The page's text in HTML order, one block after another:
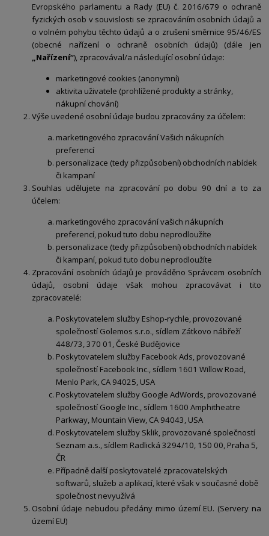
Evropského parlamentu a Rady (EU) č. 2016/679 o ochraně
fyzických osob v souvislosti se zpracováním osobních údajů a
o volném pohybu těchto údajů a o zrušení směrnice 95/46/ES
(obecné nařízení o ochraně osobních údajů) (dále jen
„Nařízení“), zpracovával/a následující osobní údaje:
marketingové cookies (anonymní)
aktivita uživatele (prohlížené produkty a stránky,
nákupní chování)
Výše uvedené osobní údaje budou zpracovány za účelem:
marketingového zpracování Vašich nákupních
preferencí
personalizace (tedy přizpůsobení) obchodních nabídek
či kampaní
Souhlas udělujete na zpracování po dobu 90 dní a to za
účelem:
marketingového zpracování vašich nákupních
preferencí, pokud tuto dobu neprodloužíte
personalizace (tedy přizpůsobení) obchodních nabídek
či kampaní, pokud tuto dobu neprodloužíte
Zpracování osobních údajů je prováděno Správcem osobních
údajů, osobní údaje však mohou zpracovávat i tito
zpracovatelé:
Poskytovatelem služby Eshop-rychle, provozované
společností Golemos s.r.o., sídlem Zátkovo nábřeží
448/73, 370 01, České Budějovice
Poskytovatelem služby Facebook Ads, provozované
společností Facebook Inc., sídlem 1601 Willow Road,
Menlo Park, CA 94025, USA
Poskytovatelem služby Google AdWords, provozované
společností Google Inc., sídlem 1600 Amphitheatre
Parkway, Mountain View, CA 94043, USA
Poskytovatelem služby Sklik, provozované společností
Seznam a.s., sídlem Radlická 3294/10, 150 00, Praha 5,
ČR
Případně další poskytovatelé zpracovatelských
softwarů, služeb a aplikací, které však v současné době
společnost nevyužívá
Osobní údaje nebudou předány mimo území EU. (Servery na
území EU)